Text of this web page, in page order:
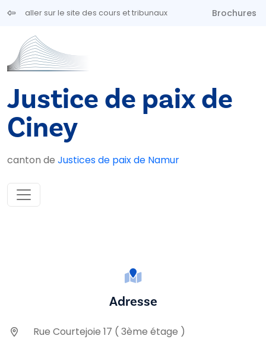
Aller au contenu principal
aller sur le site des cours et tribunaux Brochures
Justice de paix de
Ciney
canton de Justices de paix de Namur
Adresse
Rue Courtejoie 17 ( 3ème étage )